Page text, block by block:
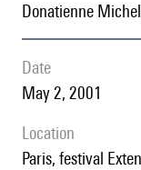
Donatienne
date
May 2, 2001
location
Paris, festival